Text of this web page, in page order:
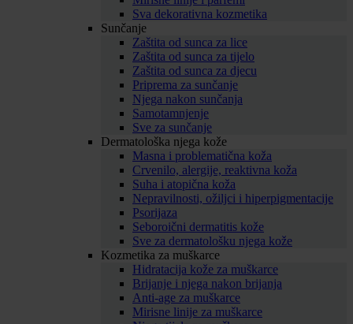
Sva dekorativna kozmetika
Sunčanje
Zaštita od sunca za lice
Zaštita od sunca za tijelo
Zaštita od sunca za djecu
Priprema za sunčanje
Njega nakon sunčanja
Samotamnjenje
Sve za sunčanje
Dermatološka njega kože
Masna i problematična koža
Crvenilo, alergije, reaktivna koža
Suha i atopična koža
Nepravilnosti, ožiljci i hiperpigmentacije
Psorijaza
Seboroični dermatitis kože
Sve za dermatološku njega kože
Kozmetika za muškarce
Hidratacija kože za muškarce
Brijanje i njega nakon brijanja
Anti-age za muškarce
Mirisne linije za muškarce